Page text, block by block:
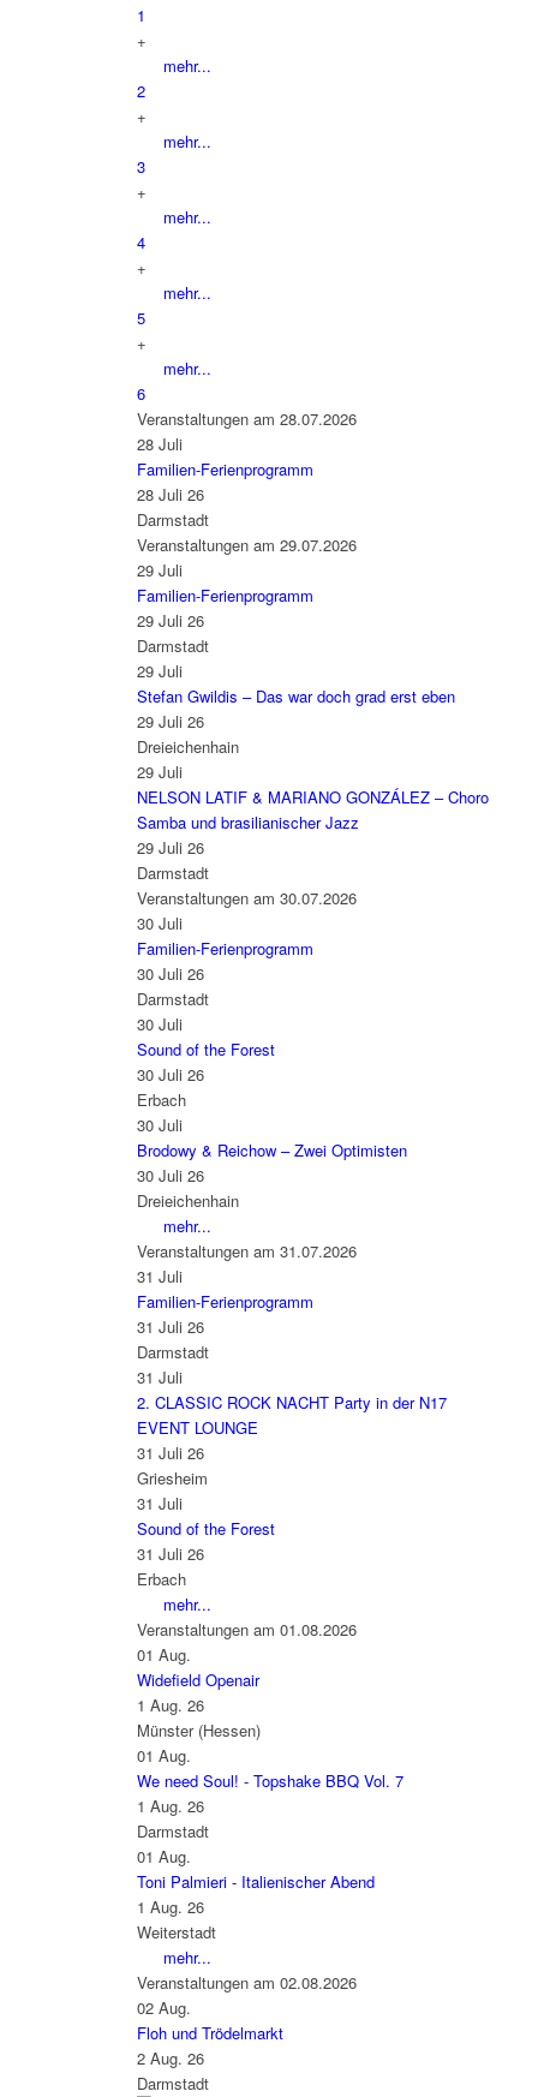
1
+
mehr...
2
+
mehr...
3
+
mehr...
4
+
mehr...
5
+
mehr...
6
Veranstaltungen am 28.07.2026
28 Juli
Familien-Ferienprogramm
28 Juli 26
Darmstadt
Veranstaltungen am 29.07.2026
29 Juli
Familien-Ferienprogramm
29 Juli 26
Darmstadt
29 Juli
Stefan Gwildis – Das war doch grad erst eben
29 Juli 26
Dreieichenhain
29 Juli
NELSON LATIF & MARIANO GONZÁLEZ – Choro
Samba und brasilianischer Jazz
29 Juli 26
Darmstadt
Veranstaltungen am 30.07.2026
30 Juli
Familien-Ferienprogramm
30 Juli 26
Darmstadt
30 Juli
Sound of the Forest
30 Juli 26
Erbach
30 Juli
Brodowy & Reichow – Zwei Optimisten
30 Juli 26
Dreieichenhain
mehr...
Veranstaltungen am 31.07.2026
31 Juli
Familien-Ferienprogramm
31 Juli 26
Darmstadt
31 Juli
2. CLASSIC ROCK NACHT Party in der N17
EVENT LOUNGE
31 Juli 26
Griesheim
31 Juli
Sound of the Forest
31 Juli 26
Erbach
mehr...
Veranstaltungen am 01.08.2026
01 Aug.
Widefield Openair
1 Aug. 26
Münster (Hessen)
01 Aug.
We need Soul! - Topshake BBQ Vol. 7
1 Aug. 26
Darmstadt
01 Aug.
Toni Palmieri - Italienischer Abend
1 Aug. 26
Weiterstadt
mehr...
Veranstaltungen am 02.08.2026
02 Aug.
Floh und Trödelmarkt
2 Aug. 26
Darmstadt